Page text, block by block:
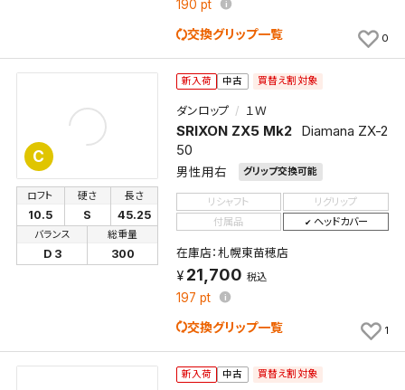
190 pt
交換グリップ一覧 0
C
新入荷 中古 買替え割対象
ダンロップ １Ｗ
SRIXON ZX5 Mk2
Diamana ZX-2
50
男性用右 グリップ交換可能
ロフト
10.5
硬さ
S
長さ
45.25
バランス
D 3
総重量
300
リシャフト
リグリップ
付属品
ヘッドカバー
在庫店：札幌東苗穂店
21,700 税込
197 pt
交換グリップ一覧 1
新入荷 中古 買替え割対象